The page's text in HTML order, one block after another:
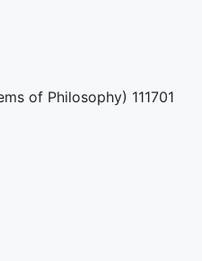
of Philosophy) 111701